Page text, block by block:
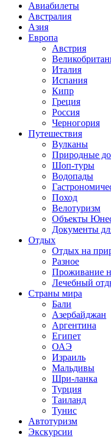
Авиабилеты
Австралия
Азия
Европа
Австрия
Италия
Испания
Кипр
Греция
Россия
Черногория
Путешествия
Вулканы
Природные
Шоп-туры
Водопады
Поход
Велотуризм
Объекты
Документы
Отдых
Отдых на
Разное
Проживание
Лечебный
Страны мира
Бали
Азербайджан
Аргентина
Египет
ОАЭ
Израиль
Мальдивы
Шри-ланка
Турция
Таиланд
Тунис
Автотуризм
Экскурсии